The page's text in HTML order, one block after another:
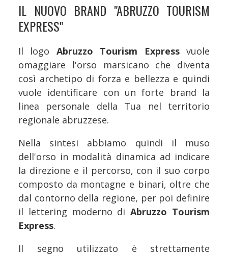
IL NUOVO BRAND "ABRUZZO TOURISM
EXPRESS"
Il logo Abruzzo Tourism Expressvuole
omaggiare l'orso marsicano che diventa
così archetipo di forza e bellezza e quindi
vuole identificare con un forte brand la
linea personale della Tua nel territorio
regionale abruzzese.
Nella sintesi abbiamo quindi il muso
dell'orso in modalità dinamica ad indicare
la direzione e il percorso, con il suo corpo
composto da montagne e binari, oltre che
dal contorno della regione, per poi definire
il lettering moderno di Abruzzo Tourism
Express.
Il segno utilizzato è strettamente